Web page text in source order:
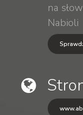
na
Nabioli